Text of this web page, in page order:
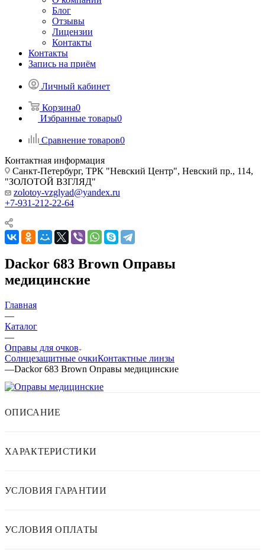
Блог
Отзывы
Лицензии
Контакты
Контакты
Запись на приём
Личный кабинет
Корзина0
Избранные товары0
Сравнение товаров0
Контактная информация
Санкт-Петербург, ТРК "Невский Центр", Невский пр., 114,
"ЗОЛОТОЙ ВЗГЛЯД"
zolotoy-vzglyad@yandex.ru
+7-931-212-22-64
Dackor 683 Brown Оправы
медицинские
Главная
—
Каталог
—
Оправы для очков
Солнцезащитные очкиКонтактные линзы
—Dackor 683 Brown Оправы медицинские
ОПИСАНИЕ
ХАРАКТЕРИСТИКИ
УСЛОВИЯ ГАРАНТИИ
УСЛОВИЯ ОПЛАТЫ